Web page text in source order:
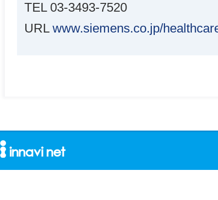
TEL 03-3493-7520
URL www.siemens.co.jp/